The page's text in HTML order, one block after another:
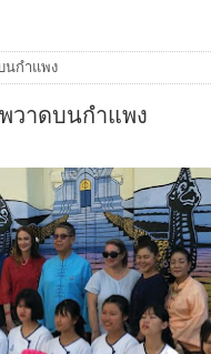
นกำแพง
วาดบนกำแพง